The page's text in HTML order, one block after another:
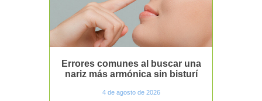
Errores comunes al buscar una
nariz más armónica sin bisturí
4 de agosto de 2026